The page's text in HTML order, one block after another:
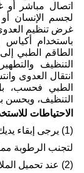
اتصال مباشر أو
لجسم الإنسان
غرض تنظيم
باستخدام أكياس
الطاقم الطبي
التنظيف
انتقال العدوى
الطبي فحسب،
التنظيف، ويحسن
الاحتياطات
(1) يرجى إبقاء
لتجنب الرطوبة
(2) عند تحميل